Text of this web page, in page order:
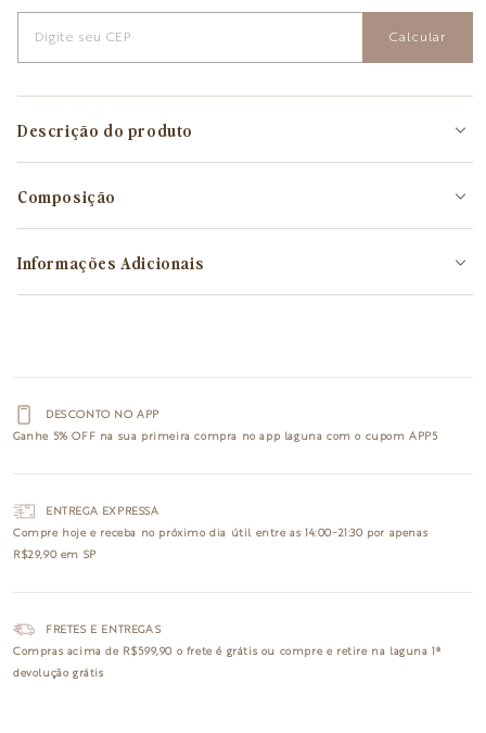
Calcular
Descrição do produto
Composição
Informações Adicionais
DESCONTO NO APP
Ganhe 5% OFF na sua primeira compra no app laguna com o cupomAPP5
ENTREGA EXPRESSA
Compre hoje e receba no próximo dia útil entre as 14:00~21:30 por apenas
R$29,90 em SP
FRETES E ENTREGAS
Compras acima de R$599,90 o frete é grátis ou compre e retire na laguna1ª
devolução grátis